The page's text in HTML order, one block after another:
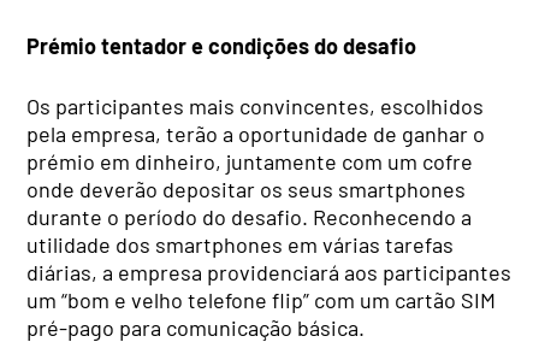
Prémio tentador e condições do desafio
Os participantes mais convincentes, escolhidos
pela empresa, terão a oportunidade de ganhar o
prémio em dinheiro, juntamente com um cofre
onde deverão depositar os seus smartphones
durante o período do desafio. Reconhecendo a
utilidade dos smartphones em várias tarefas
diárias, a empresa providenciará aos participantes
um “bom e velho telefone flip” com um cartão SIM
pré-pago para comunicação básica.